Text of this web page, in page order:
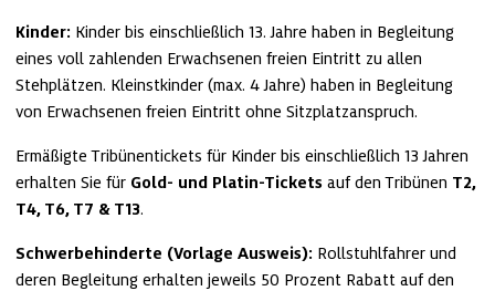
Kinder: Kinder bis einschließlich 13. Jahre haben in Begleitung
eines voll zahlenden Erwachsenen freien Eintritt zu allen
Stehplätzen. Kleinstkinder (max. 4 Jahre) haben in Begleitung
von Erwachsenen freien Eintritt ohne Sitzplatzanspruch.
Ermäßigte Tribünentickets für Kinder bis einschließlich 13 Jahren
erhalten Sie für Gold- und Platin-Tickets auf den Tribünen T2,
T4, T6, T7 & T13.
Schwerbehinderte (Vorlage Ausweis): Rollstuhlfahrer und
deren Begleitung erhalten jeweils 50 Prozent Rabatt auf den